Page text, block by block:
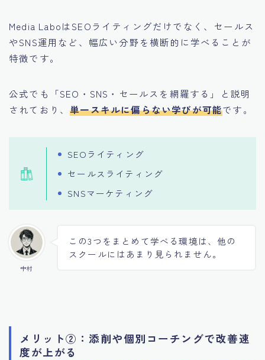
Media LaboはSEOライティングだけでなく、セールス
やSNS運用など、幅広い分野を横断的に学べることが
特徴です。
公式でも「SEO・SNS・セールスを網羅する」と説明
されており、単一スキルに偏らない学びが可能です。
SEOライティング
セールスライティング
SNSマーケティング
中村
この3つをまとめて学べる環境は、他の
スクールにはあまり見られません。
メリット②：添削や個別コーチングで改善速
度が上がる